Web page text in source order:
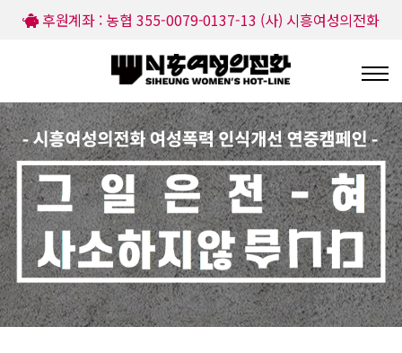
후원계좌 : 농협 355-0079-0137-13 (사) 시흥여성의전화